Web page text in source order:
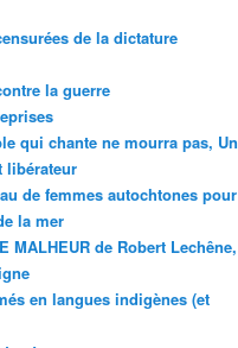
de la dictature
la guerre
qui chante ne mourra pas, Un
libérateur
de femmes autochtones pour
la mer
MALHEUR de Robert Lechêne,
en langues indigènes (et